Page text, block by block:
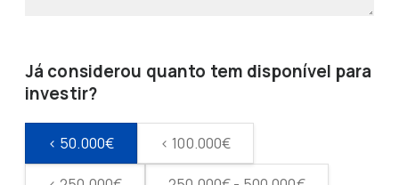
Já considerou quanto tem disponível para
investir?
< 50.000€ < 100.000€